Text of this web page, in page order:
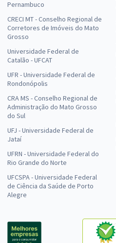
Pernambuco
CRECI MT - Conselho Regional de
Corretores de Imóveis do Mato
Grosso
Universidade Federal de
Catalão - UFCAT
UFR - Universidade Federal de
Rondonópolis
CRA MS - Conselho Regional de
Administração do Mato Grosso
do Sul
UFJ - Universidade Federal de
Jataí
UFRN - Universidade Federal do
Rio Grande do Norte
UFCSPA - Universidade Federal
de Ciência da Saúde de Porto
Alegre